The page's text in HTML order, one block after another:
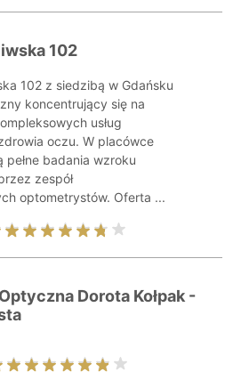
102
102 z siedzibą w Gdańsku
koncentrujący się na
usług
oczu. W placówce
pełne badania wzroku
zespół
optometrystów. Oferta ...
Dorota Kołpak -